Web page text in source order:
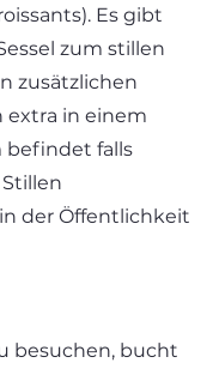
Es gibt
zum stillen
zusätzlichen
extra in einem
befindet falls
der Öffentlichkeit
besuchen, bucht